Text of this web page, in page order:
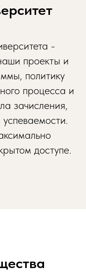
-
проекты и
политику
процесса и
зачисления,
доступе.